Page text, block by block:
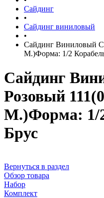
Сайдинг
•
Сайдинг виниловый
•
Сайдинг Виниловый
М.)Форма: 1/2
Сайдинг
Розовый
М.)Форма: 1/
Брус
Вернуться в раздел
Обзор товара
Набор
Комплект